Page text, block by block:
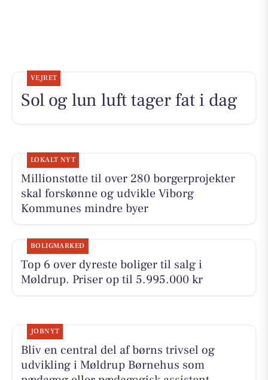
VEJRET
Sol og lun luft tager fat i dag
LOKALT NYT
Millionstøtte til over 280 borgerprojekter
skal forskønne og udvikle Viborg
Kommunes mindre byer
BOLIGMARKED
Top 6 over dyreste boliger til salg i
Møldrup. Priser op til 5.995.000 kr
JOBNYT
Bliv en central del af børns trivsel og
udvikling i Møldrup Børnehus som